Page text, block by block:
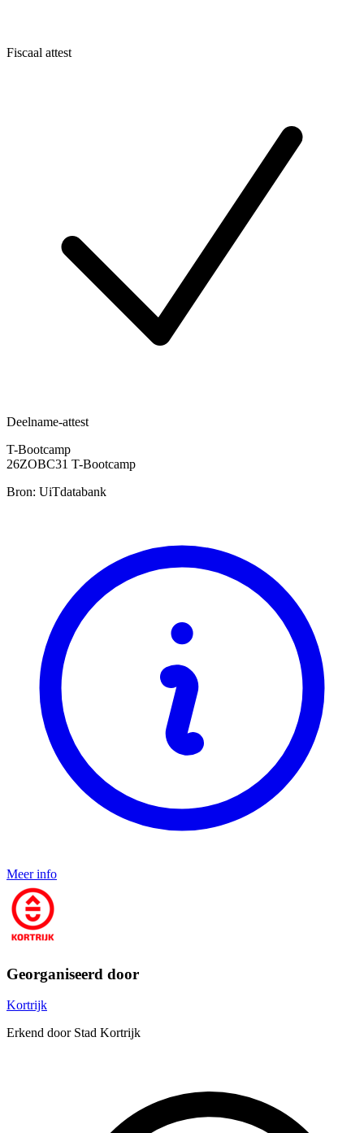
Fiscaal attest
Deelname-attest
T-Bootcamp
26ZOBC31 T-Bootcamp
Bron: UiTdatabank
Meer info
Georganiseerd door
Kortrijk
Erkend door Stad Kortrijk